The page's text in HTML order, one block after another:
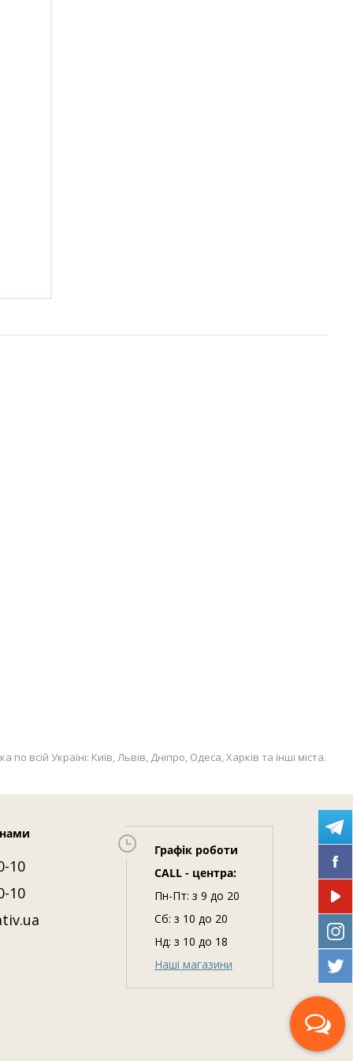
Україні: Київ, Львів, Дніпро, Одеса, Харків та інші міста.
10
10
Графік роботи
CALL - центра:
Пн-Пт: з 9 до 20
Сб: з 10 до 20
Нд: з 10 до 18
Наші магазини